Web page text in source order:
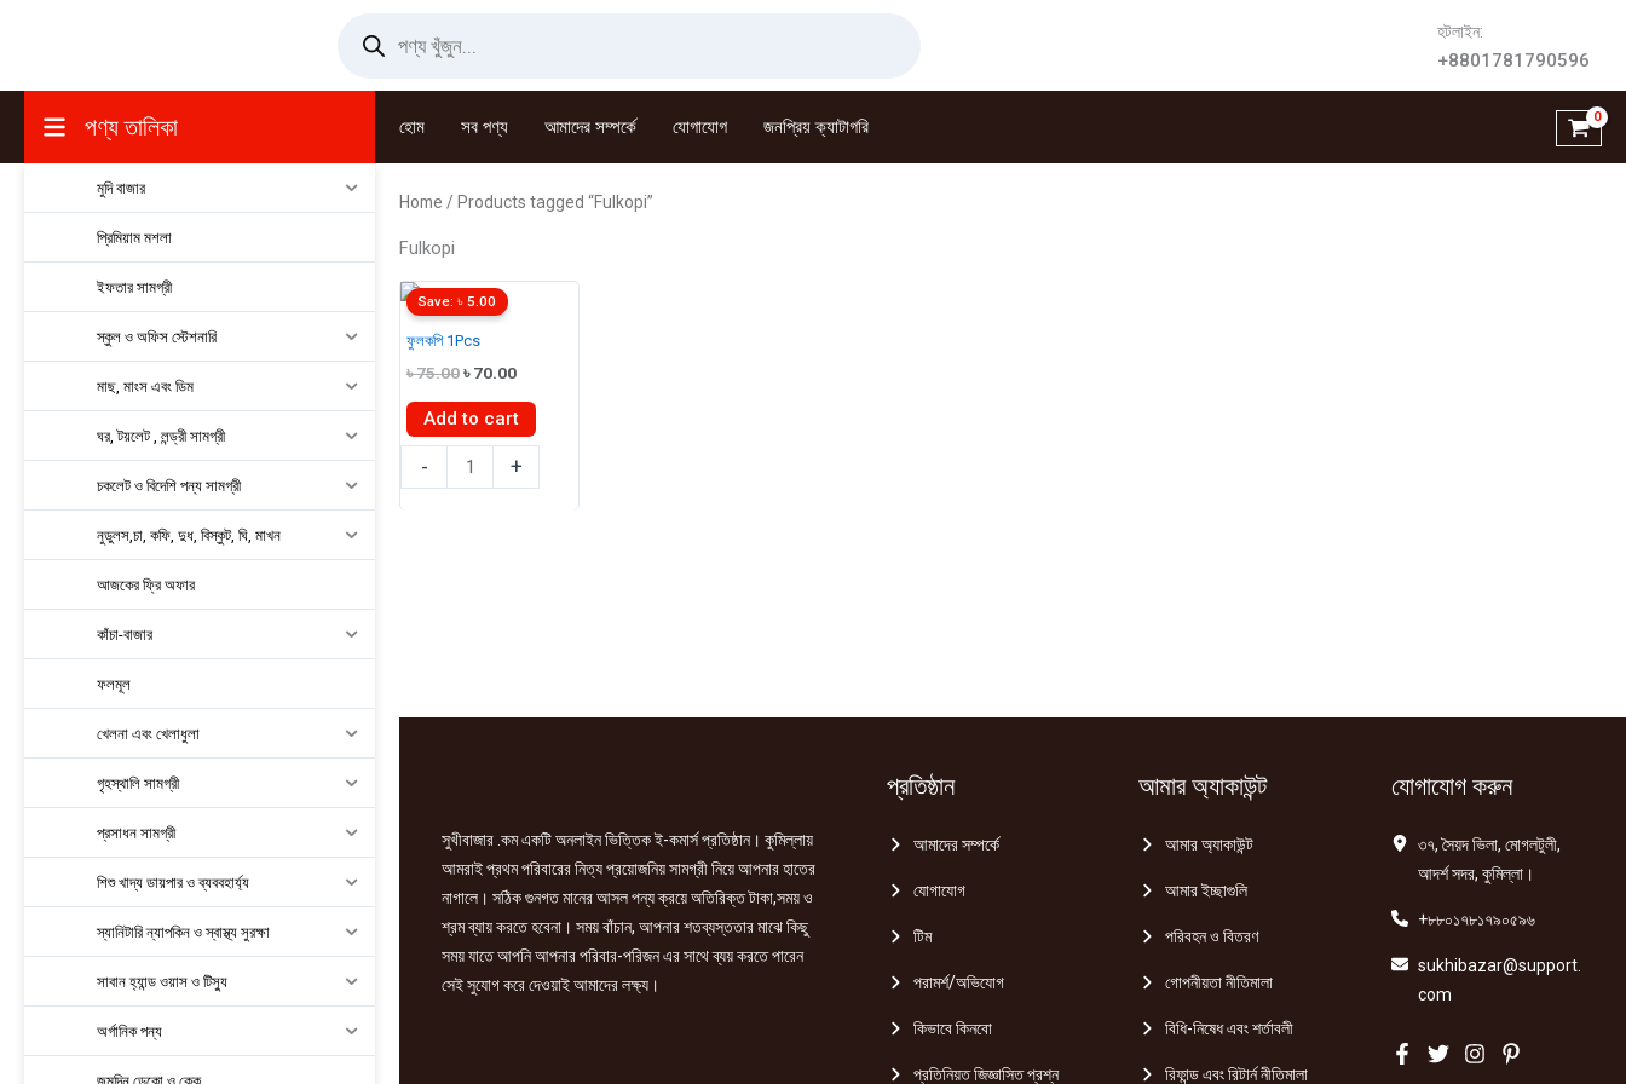
search
হটলাইন:
+8801781790596
পণ্য তালিকা হোম সব পণ্য আমাদের সম্পর্কে যোগাযোগ জনপ্রিয় ক্যাটাগরি
মুদি বাজার
প্রিমিয়াম মশলা
ইফতার সামগ্রী
স্কুল ও অফিস স্টেশনারি
মাছ, মাংস এবং ডিম
ঘর, টয়লেট , লন্ড্রী সামগ্রী
চকলেট ও বিদেশি পন্য সামগ্রী
নুডুলস,চা, কফি, দুধ, বিস্কুট, ঘি, মাখন
আজকের ফ্রি অফার
কাঁচা-বাজার
ফলমূল
খেলনা এবং খেলাধুলা
গৃহস্থালি সামগ্রী
প্রসাধন সামগ্রী
শিশু খাদ্য ডায়পার ও ব্যববহার্য্য
স্যানিটারি ন্যাপকিন ও স্বাস্থ্য সুরক্ষা
সাবান হ্যান্ড ওয়াস ও টিস্যু
অর্গানিক পন্য
জন্মদিন ডেকো ও কেক
Home / Products tagged “Fulkopi”
Fulkopi
ফুলকপি 1Pcs
৳75.00Original
was:
৳ 75.00.
৳70.00Current
is:
৳ 70.00.
Save:৳5.00
Add to cart
-
1Pcs
+
সুখীবাজার .কম একটি অনলাইন ভিত্তিক ই-কমার্স প্রতিষ্ঠান। কুমিল্লায়
আমরাই প্রথম পরিবারের নিত্য প্রয়োজনিয় সামগ্রী নিয়ে আপনার হাতের
নাগালে। সঠিক গুনগত মানের আসল পন্য ক্রয়ে অতিরিক্ত টাকা,সময় ও
শ্রম ব্যায় করতে হবেনা। সময় বাঁচান, আপনার শতব্যস্ততার মাঝে কিছু
সময় যাতে আপনি আপনার পরিবার-পরিজন এর সাথে ব্যয় করতে পারেন
সেই সুযোগ করে দেওয়াই আমাদের লক্ষ্য।
প্রতিষ্ঠান
আমাদের সম্পর্কে
যোগাযোগ
টিম
পরামর্শ/অভিযোগ
কিভাবে কিনবো
প্রতিনিয়ত জিজ্ঞাসিত প্রশ্ন
আমার অ্যাকাউন্ট
আমার অ্যাকাউন্ট
আমার ইচ্ছাগুলি
পরিবহন ও বিতরণ
গোপনীয়তা নীতিমালা
বিধি-নিষেধ এবং শর্তাবলী
রিফান্ড এবং রিটার্ন নীতিমালা
যোগাযোগ করুন
৩৭, সৈয়দ ভিলা, মোগলটুলী,
আদর্শ সদর, কুমিল্লা।
+৮৮০১৭৮১৭৯০৫৯৬
sukhibazar@support.
com